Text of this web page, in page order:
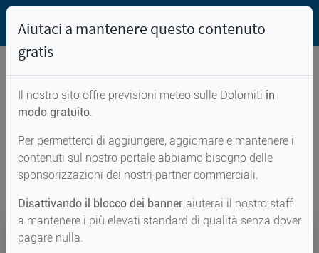
Previsioni meteo per...
Falcade
Aiutaci a mantenere questo contenuto
gratis
Il nostro sito offre previsioni meteo sulle Dolomiti in
modo gratuito.
Per permetterci di aggiungere, aggiornare e mantenere i
contenuti sul nostro portale abbiamo bisogno delle
sponsorizzazioni dei nostri partner commerciali.
Disattivando il blocco dei banner aiuterai il nostro staff
a mantenere i più elevati standard di qualità senza dover
pagare nulla.